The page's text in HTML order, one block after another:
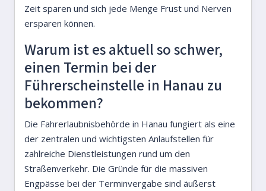
Zeit sparen und sich jede Menge Frust und Nerven
ersparen können.
Warum ist es aktuell so schwer,
einen Termin bei der
Führerscheinstelle in Hanau zu
bekommen?
Die Fahrerlaubnisbehörde in Hanau fungiert als eine
der zentralen und wichtigsten Anlaufstellen für
zahlreiche Dienstleistungen rund um den
Straßenverkehr. Die Gründe für die massiven
Engpässe bei der Terminvergabe sind äußerst